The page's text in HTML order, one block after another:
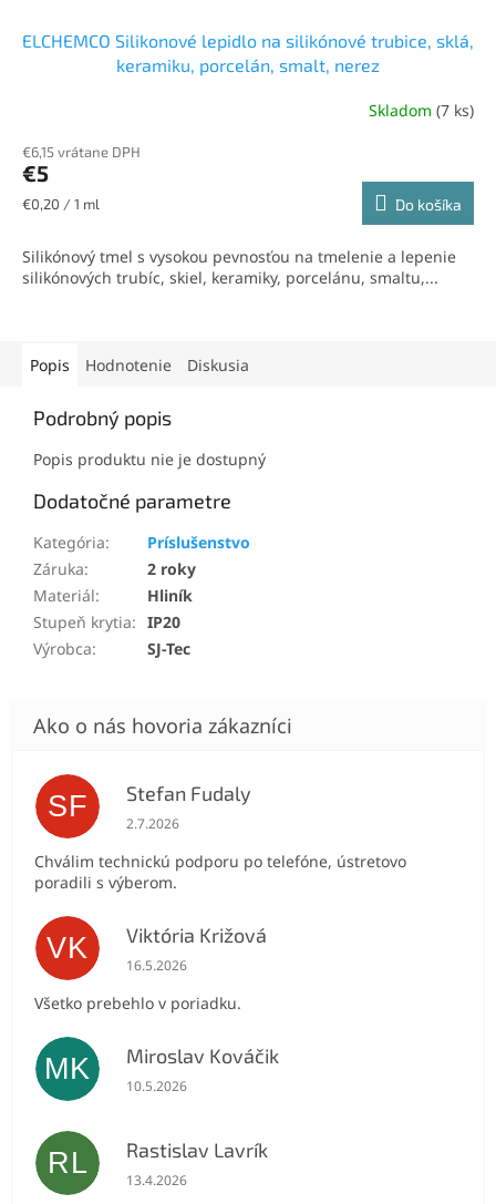
ELCHEMCO Silikonové lepidlo na silikónové trubice, sklá,
keramiku, porcelán, smalt, nerez
Skladom (7 ks)
€6,15 vrátane DPH
€5
Jednotková
€0,20 / 1 ml Do košíka
Silikónový tmel s vysokou pevnosťou na tmelenie a lepenie
silikónových trubíc, skiel, keramiky, porcelánu, smaltu,...
Popis Hodnotenie Diskusia
Podrobný popis
Popis produktu nie je dostupný
Dodatočné parametre
Kategória:
Príslušenstvo
Záruka:
2 roky
Materiál:
Hliník
Stupeň krytia: IP20
Výrobca: SJ-Tec
SF Stefan Fudaly
Hodnotenie obchodu je 5 z 5 hviezdičiek.
2.7.2026
Chválim technickú podporu po telefóne, ústretovo
poradili s výberom.
VK Viktória Križová
Hodnotenie obchodu je 5 z 5 hviezdičiek.
16.5.2026
Všetko prebehlo v poriadku.
MK Miroslav Kováčik
Hodnotenie obchodu je 5 z 5 hviezdičiek.
10.5.2026
RL Rastislav Lavrík
Hodnotenie obchodu je 5 z 5 hviezdičiek.
13.4.2026